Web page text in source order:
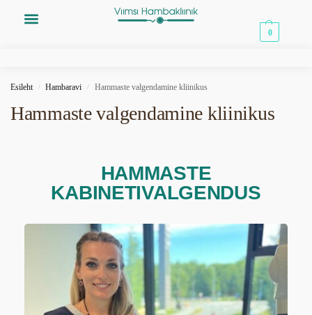
0
Esileht / Hambaravi / Hammaste valgendamine kliinikus
Hammaste valgendamine kliinikus
HAMMASTE
KABINETIVALGENDUS